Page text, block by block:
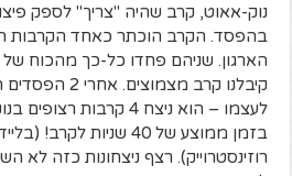
נוק-אאוט, קרב שהיה "צריך" לספק
בהפסד. הקרב הוכתר כאחד הקרבות
הארגון. שניהם פחדו כל-כך מהכוח
קיבלנו קרב
לעצמו – הוא ניצח 4
בזמן ממוצע של 40 שניות
רוזינסטרוייק). רצף ניצחונות כזה לא